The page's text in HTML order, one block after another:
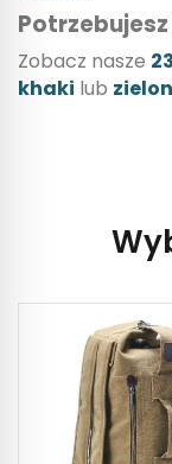
Zobacz nasze
khaki lub